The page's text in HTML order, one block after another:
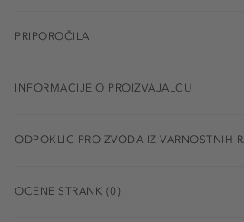
PRIPOROČILA
INFORMACIJE O PROIZVAJALCU
ODPOKLIC PROIZVODA IZ VARNOSTNIH
OCENE STRANK (0)